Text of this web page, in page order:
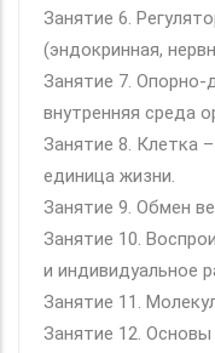
Занятие 6.
(эндокринная,
Занятие 7. Опорно-
внутренняя среда
Занятие 8. Клетка
единица жизни.
Занятие 9. Обмен
Занятие 10.
и индивидуальное
Занятие 11.
Занятие 12. Основы